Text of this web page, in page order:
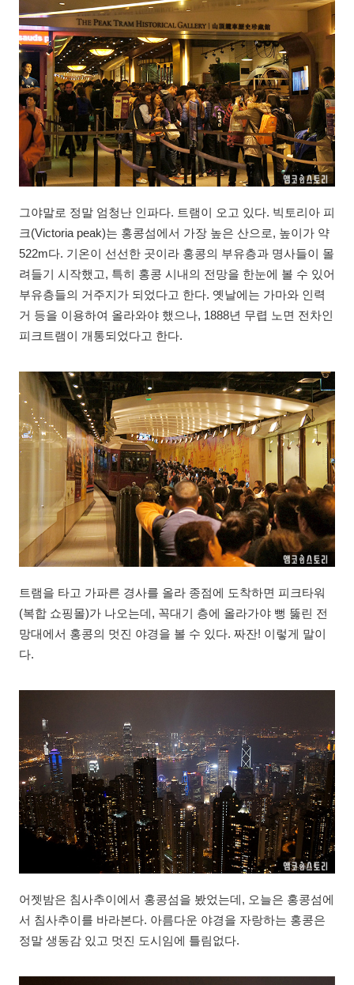
그야말로 정말 엄청난 인파다. 트램이 오고 있다. 빅토리아 피
크(Victoria peak)는 홍콩섬에서 가장 높은 산으로, 높이가 약
522m다. 기온이 선선한 곳이라 홍콩의 부유층과 명사들이 몰
려들기 시작했고, 특히 홍콩 시내의 전망을 한눈에 볼 수 있어
부유층들의 거주지가 되었다고 한다. 옛날에는 가마와 인력
거 등을 이용하여 올라와야 했으나, 1888년 무렵 노면 전차인
피크트램이 개통되었다고 한다.
트램을 타고 가파른 경사를 올라 종점에 도착하면 피크타워
(복합 쇼핑몰)가 나오는데, 꼭대기 층에 올라가야 뻥 뚫린 전
망대에서 홍콩의 멋진 야경을 볼 수 있다. 짜잔! 이렇게 말이
다.
어젯밤은 침사추이에서 홍콩섬을 봤었는데, 오늘은 홍콩섬에
서 침사추이를 바라본다. 아름다운 야경을 자랑하는 홍콩은
정말 생동감 있고 멋진 도시임에 틀림없다.